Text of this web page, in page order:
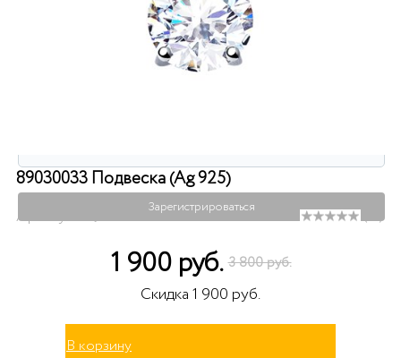
89030033 Подвеска (Ag 925)
Артикул: 89030033 ( 0 )
1 900 руб. 3 800 руб.
Скидка 1 900 руб.
В корзину
Защита от автоматической регистрации
Зарегистрироваться